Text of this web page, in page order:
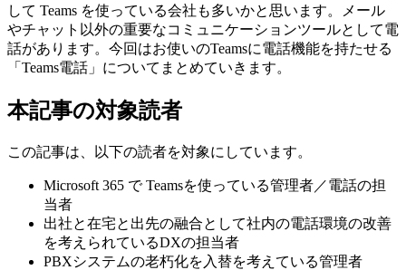
して Teams を使っている会社も多いかと思います。メール
やチャット以外の重要なコミュニケーションツールとして電
話があります。今回はお使いのTeamsに電話機能を持たせる
「Teams電話」についてまとめていきます。
本記事の対象読者
この記事は、以下の読者を対象にしています。
Microsoft 365 で Teamsを使っている管理者／電話の担
当者
出社と在宅と出先の融合として社内の電話環境の改善
を考えられているDXの担当者
PBXシステムの老朽化を入替を考えている管理者